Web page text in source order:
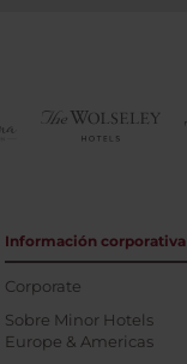
Información corporativa
Corporate
Sobre Minor Hotels
Europe & Americas